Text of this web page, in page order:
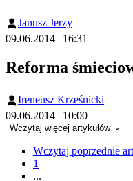
Janusz Jerzy
09.06.2014 | 16:31
Reforma
Ireneusz Krześnicki
09.06.2014 | 10:00
Wczytaj więcej artykułów
Wczytaj poprzednie
1
...